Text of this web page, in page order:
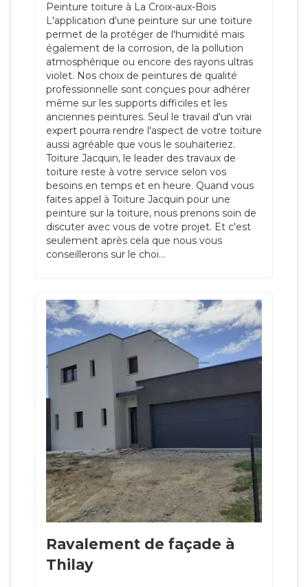
Peinture toiture à La Croix-aux-Bois
L'application d'une peinture sur une toiture
permet de la protéger de l'humidité mais
également de la corrosion, de la pollution
atmosphérique ou encore des rayons ultras
violet. Nos choix de peintures de qualité
professionnelle sont conçues pour adhérer
même sur les supports difficiles et les
anciennes peintures. Seul le travail d'un vrai
expert pourra rendre l'aspect de votre toiture
aussi agréable que vous le souhaiteriez.
Toiture Jacquin, le leader des travaux de
toiture reste à votre service selon vos
besoins en temps et en heure. Quand vous
faites appel à Toiture Jacquin pour une
peinture sur la toiture, nous prenons soin de
discuter avec vous de votre projet. Et c'est
seulement après cela que nous vous
conseillerons sur le choi...
Ravalement de façade à
Thilay